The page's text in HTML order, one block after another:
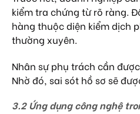
kiểm tra chứng từ rõ ràng.
hàng thuộc diện kiểm dịch
thường xuyên.
Nhân sự phụ trách cần
Nhờ đó, sai sót hồ sơ sẽ
3.2 Ứng dụng công nghệ